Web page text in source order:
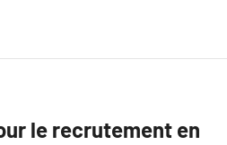
le recrutement en